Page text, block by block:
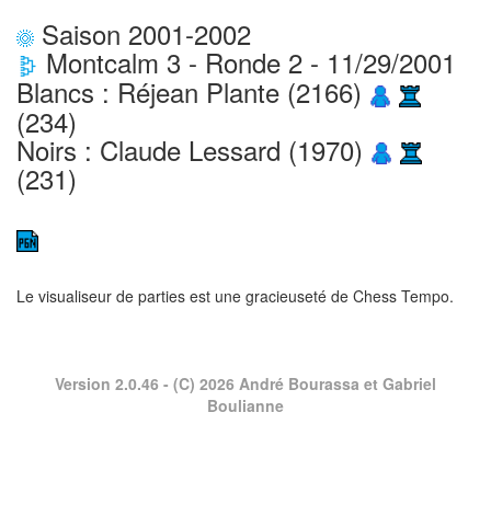
Saison 2001-2002
Montcalm 3 - Ronde 2 - 11/29/2001
Blancs : Réjean Plante (2166)
(234)
Noirs : Claude Lessard (1970)
(231)
Le visualiseur de parties est une gracieuseté de Chess Tempo.
Version 2.0.46 - (C) 2026 André Bourassa et Gabriel
Boulianne